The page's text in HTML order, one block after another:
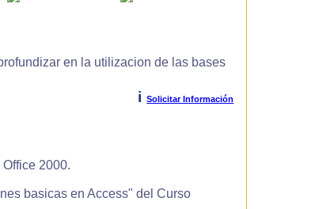
en la utilizacion de las bases
i Solicitar Información
2000.
basicas en Access" del Curso